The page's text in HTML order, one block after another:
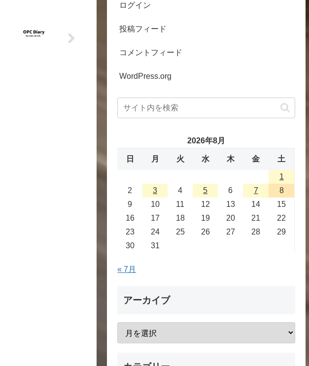
ログイン
投稿フィード
コメントフィード
WordPress.org
2026年8月
日 月 火 水 木 金 土
1
2
3 4 5 6 7
8
9
10 11 12 13 14
15
16
17 18 19 20 21
22
23
24 25 26 27 28
29
30
31
« 7月
アーカイブ